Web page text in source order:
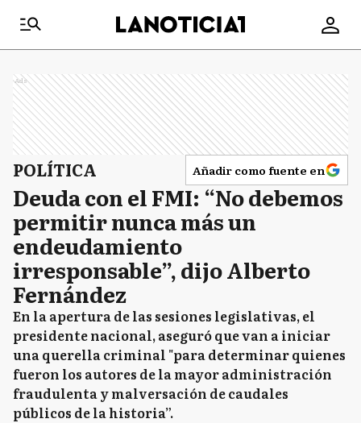
Ads
POLÍTICA Añadir como fuente en
Deuda con el FMI: “No debemos
permitir nunca más un
endeudamiento
irresponsable”, dijo Alberto
Fernández
En la apertura de las sesiones legislativas, el
presidente nacional, aseguró que van a iniciar
una querella criminal "para determinar quienes
fueron los autores de la mayor administración
fraudulenta y malversación de caudales
públicos de la historia”.